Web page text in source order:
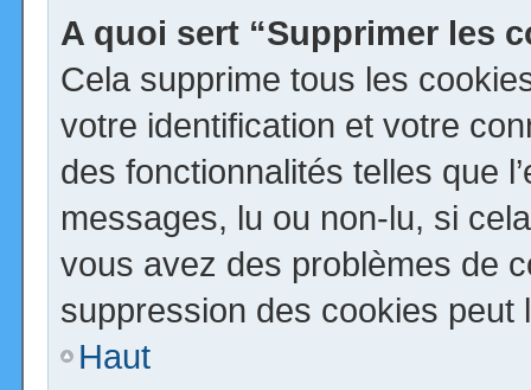
A quoi sert “Supprimer les
Cela supprime tous les
votre identification et votre
des fonctionnalités telles que
messages, lu ou non-lu, si
vous avez des problèmes de
suppression des cookies peut
Haut